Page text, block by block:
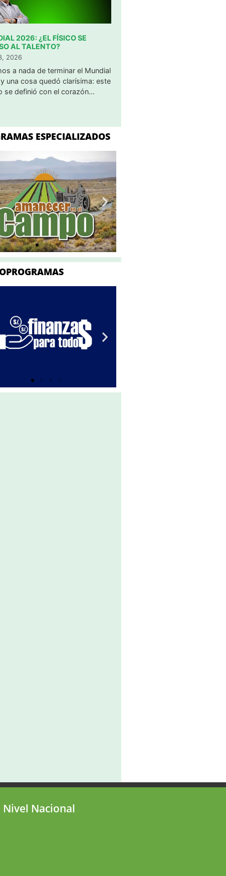
2026: ¿EL FÍSICO SE
AL TALENTO?
2026
a nada de terminar el Mundial
una cosa quedó clarísima: este
se definió con el corazón...
ESPECIALIZADOS
Nivel Nacional